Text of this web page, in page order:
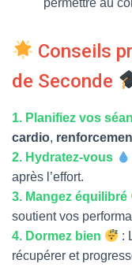
permettre au
Conseils
de Seconde
1. Planifiez vos
cardio,
2. Hydratez-vous
après l’effort.
3. Mangez équilibré
soutient vos
4. Dormez bien
:
récupérer et